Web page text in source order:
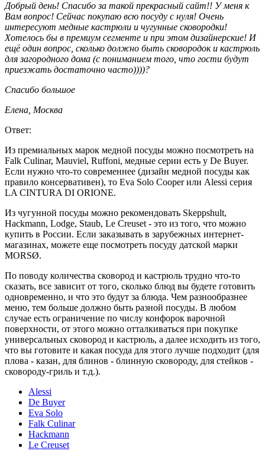
Добрый день! Спасибо за такой прекрасный сайт!! У меня к
Вам вопрос! Сейчас покупаю всю посуду с нуля! Очень
интересуют медные кастрюли и чугунные сковородки!
Хотелось бы в премиум сегменте и при этом дизайнерские! И
ещё один вопрос, сколько должно быть сковородок и кастрюль
для загородного дома (с пониманием того, что гости будут
приезжать достаточно часто))))?
Спасибо большое
Елена, Москва
Ответ:
Из премиальных марок медной посуды можно посмотреть на
Falk Culinar, Mauviel, Ruffoni, медные серии есть у De Buyer.
Если нужно что-то современнее (дизайн медной посуды как
правило консервативен), то Eva Solo Cooper или Alessi серия
LA CINTURA DI ORIONE.
Из чугунной посуды можно рекомендовать Skeppshult,
Hackmann, Lodge, Staub, Le Creuset - это из того, что можно
купить в России. Если заказывать в зарубежных интернет-
магазинах, можете еще посмотреть посуду датской марки
MORSØ.
По поводу количества сковород и кастрюль трудно что-то
сказать, все зависит от того, сколько блюд вы будете готовить
одновременно, и что это будут за блюда. Чем разнообразнее
меню, тем больше должно быть разной посуды. В любом
случае есть ограничение по числу конфорок варочной
поверхности, от этого можно отталкиваться при покупке
универсальных сковород и кастрюль, а далее исходить из того,
что вы готовите и какая посуда для этого лучше подходит (для
плова - казан, для блинов - блинную сковороду, для стейков -
сковороду-гриль и т.д.).
Alessi
De Buyer
Eva Solo
Falk Culinar
Hackmann
Le Creuset